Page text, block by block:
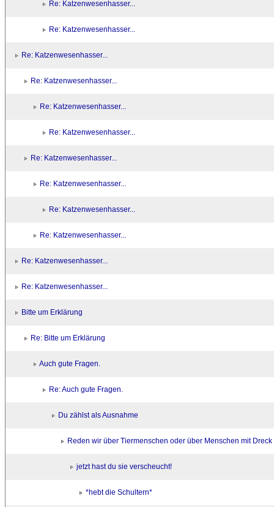
Re: Katzenwesenhasser...
Re: Katzenwesenhasser...
Re: Katzenwesenhasser...
Re: Katzenwesenhasser...
Re: Katzenwesenhasser...
Re: Katzenwesenhasser...
Re: Katzenwesenhasser...
Re: Katzenwesenhasser...
Re: Katzenwesenhasser...
Re: Katzenwesenhasser...
Re: Katzenwesenhasser...
Re: Katzenwesenhasser...
Bitte um Erklärung
Re: Bitte um Erklärung
Auch gute Fragen.
Re: Auch gute Fragen.
Du zählst als Ausnahme
Reden wir über Tiermenschen oder über Menschen mit
jetzt hast du sie verscheucht!
*hebt die Schultern*